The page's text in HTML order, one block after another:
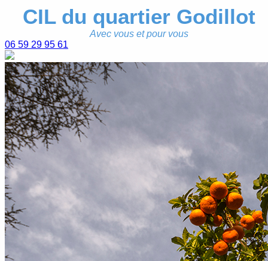
CIL du quartier Godillot
Avec vous et pour vous
06 59 29 95 61